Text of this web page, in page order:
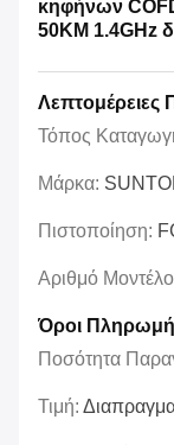
κηφήνων
50KM 1.4GHz
Λεπτομέρειες
Τόπος
Μάρκα:
Πιστοποίηση:
Αριθμό
Όροι
Ποσότητα
Τιμή: